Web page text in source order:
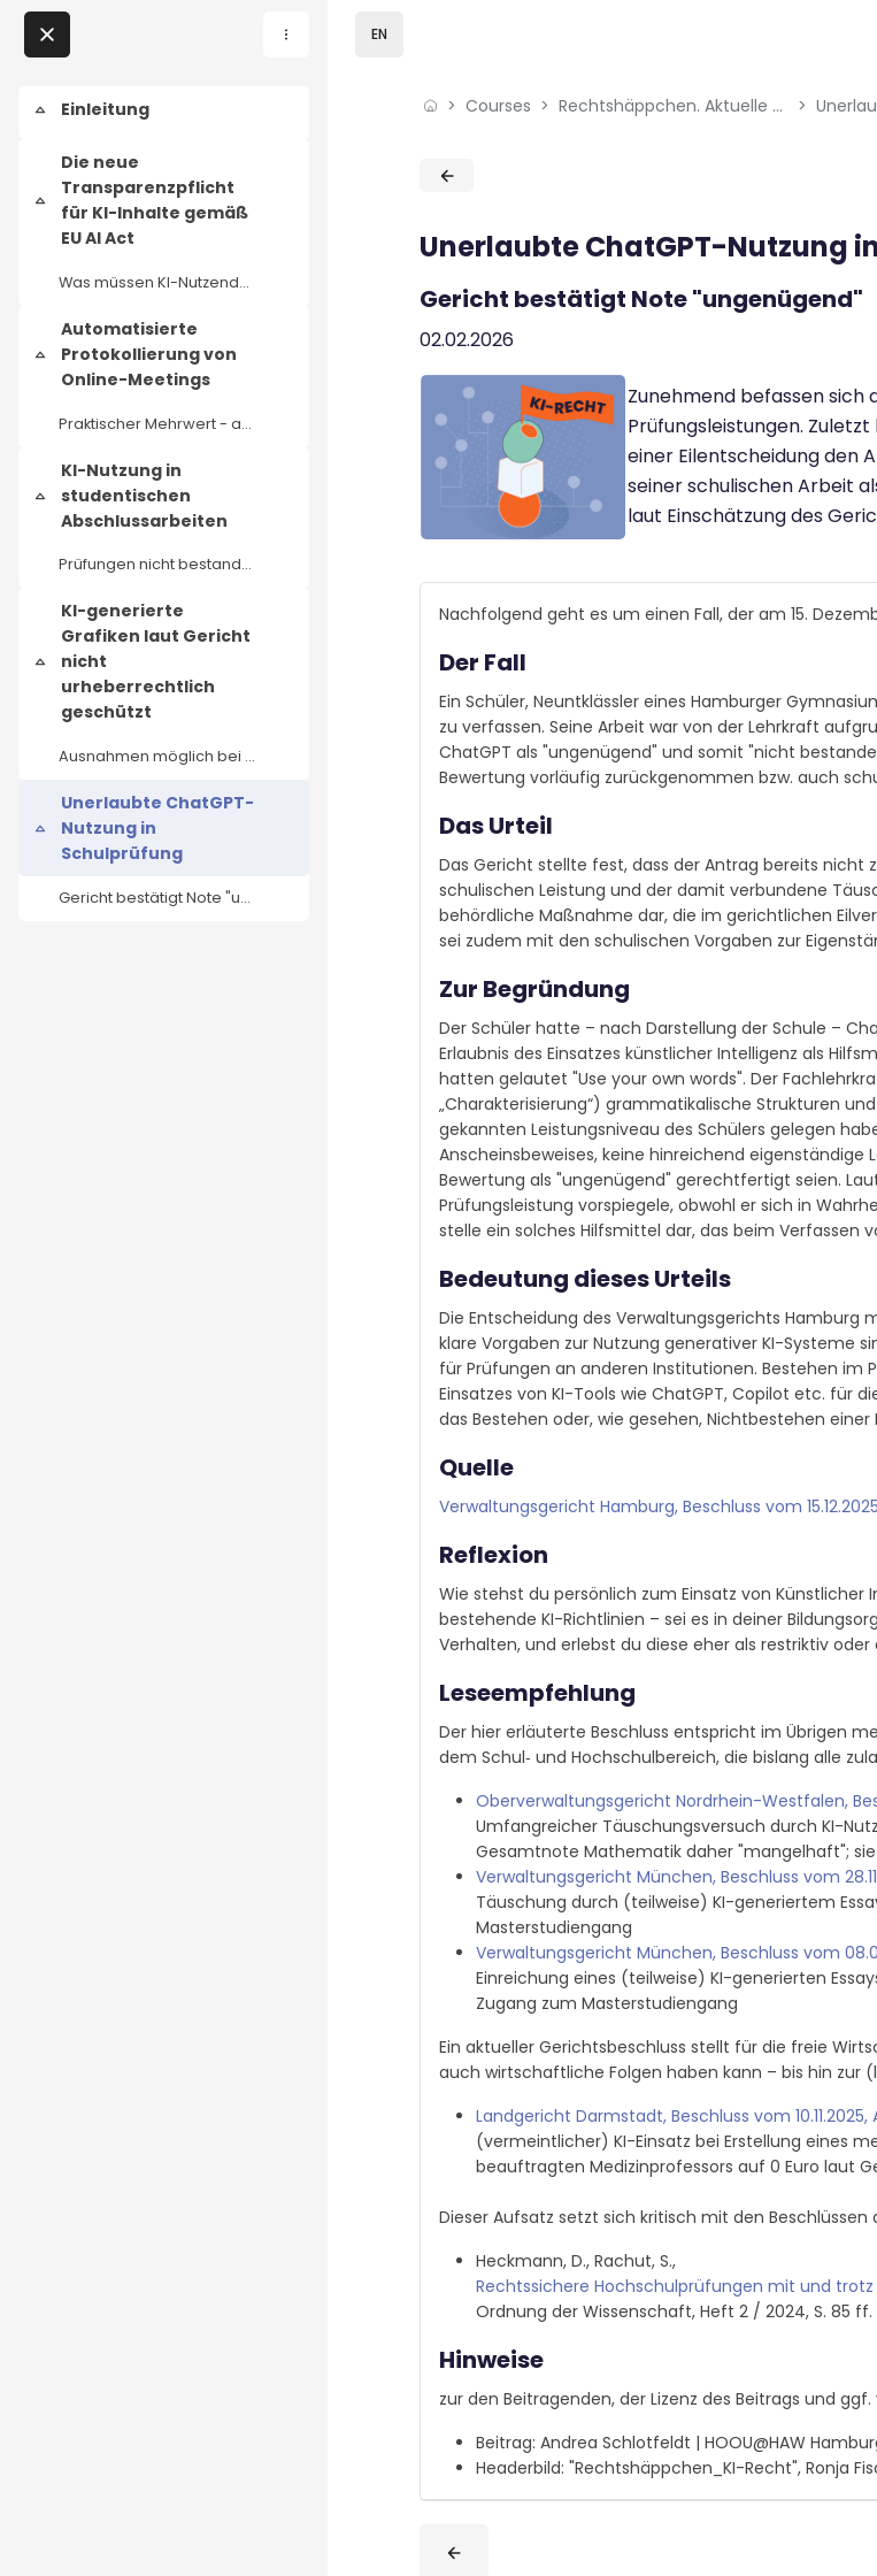
Home
Courses
Podcasts
My courses
News
Events
Contact us
Collapse
Einleitung
Collapse
Die neue
Transparenzpflicht
für KI-Inhalte gemäß
EU AI Act
Was müssen KI-Nutzende jetzt kennzeichnen?
Collapse
Automatisierte
Protokollierung von
Online-Meetings
Praktischer Mehrwert - aber wie sieht es rechtlich aus?
Collapse
KI-Nutzung in
studentischen
Abschlussarbeiten
Prüfungen nicht bestanden, kein Wiederholungsversuch
Collapse
KI-generierte
Grafiken laut Gericht
nicht
urheberrechtlich
geschützt
Ausnahmen möglich bei individueller Prägung des Outputs durch die KI-Anwender*innen
Collapse
Unerlaubte ChatGPT-
Nutzung in
Schulprüfung
Gericht bestätigt Note "ungenügend"
Skip to - Close
EN
Courses Rechtshäppchen. Aktuelle Rechtsinfos aus der Medien-, Digital- und KI-Welt
Blocks
Blocks
Unerlaubte ChatGPT-Nutzung
Gericht bestätigt Note "ungenügend"
02.02.2026
Zunehmend befassen
Prüfungsleistungen.
einer Eilentscheidung den
seiner schulischen Arbeit
laut Einschätzung des
Nachfolgend geht es um einen Fall, der am 15.
Der Fall
Ein Schüler, Neuntklässler eines Hamburger
zu verfassen. Seine Arbeit war von der Lehrkraft
ChatGPT als "ungenügend" und somit "nicht
Bewertung vorläufig zurückgenommen bzw. auch
Das Urteil
Das Gericht stellte fest, dass der Antrag bereits nicht
schulischen Leistung und der damit verbundene
behördliche Maßnahme dar, die im gerichtlichen
sei zudem mit den schulischen Vorgaben zur
Zur Begründung
Der Schüler hatte – nach Darstellung der Schule –
Erlaubnis des Einsatzes künstlicher Intelligenz als
hatten gelautet "Use your own words". Der
„Charakterisierung“) grammatikalische Strukturen
gekannten Leistungsniveau des Schülers gelegen
Anscheinsbeweises, keine hinreichend
Bewertung als "ungenügend" gerechtfertigt seien.
Prüfungsleistung vorspiegele, obwohl er sich in
stelle ein solches Hilfsmittel dar, das beim Verfassen
Bedeutung dieses Urteils
Die Entscheidung des Verwaltungsgerichts
klare Vorgaben zur Nutzung generativer KI-Systeme
für Prüfungen an anderen Institutionen. Bestehen im
Einsatzes von KI-Tools wie ChatGPT, Copilot etc. für
das Bestehen oder, wie gesehen, Nichtbestehen einer
Quelle
Verwaltungsgericht Hamburg, Beschluss vom
Reflexion
Wie stehst du persönlich zum Einsatz von
bestehende KI-Richtlinien – sei es in deiner
Verhalten, und erlebst du diese eher als restriktiv
Leseempfehlung
Der hier erläuterte Beschluss entspricht im Übrigen
dem Schul‑ und Hochschulbereich, die bislang alle
Oberverwaltungsgericht Nordrhein-Westfalen,
Umfangreicher Täuschungsversuch durch KI-
Gesamtnote Mathematik daher "mangelhaft";
Verwaltungsgericht München, Beschluss vom
Täuschung durch (teilweise) KI-generiertem
Masterstudiengang
Verwaltungsgericht München, Beschluss vom
Einreichung eines (teilweise) KI-generierten
Zugang zum Masterstudiengang
Ein aktueller Gerichtsbeschluss stellt für die freie
auch wirtschaftliche Folgen haben kann – bis hin
Landgericht Darmstadt, Beschluss vom 10.11.2025,
(vermeintlicher) KI-Einsatz bei Erstellung eines
beauftragten Medizinprofessors auf 0 Euro laut
Dieser Aufsatz setzt sich kritisch mit den Beschlüssen
Heckmann, D., Rachut, S.,
Rechtssichere Hochschulprüfungen mit und trotz
Ordnung der Wissenschaft, Heft 2 / 2024, S. 85 ff.
Hinweise
zur den Beitragenden, der Lizenz des Beitrags und
Beitrag: Andrea Schlotfeldt | HOOU@HAW
Headerbild: "Rechtshäppchen_KI-Recht", Ronja